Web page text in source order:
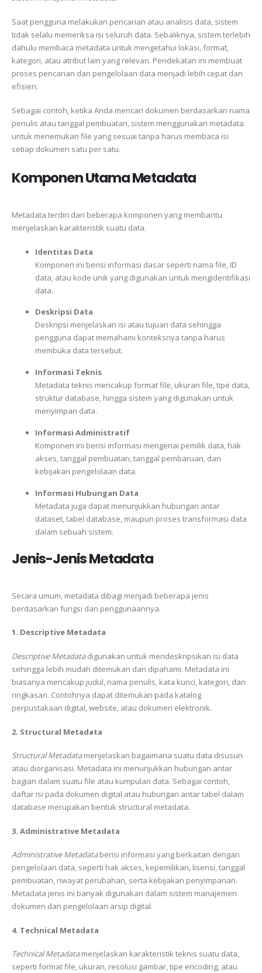
Saat pengguna melakukan pencarian atau analisis data, sistem
tidak selalu memeriksa isi seluruh data. Sebaliknya, sistem terlebih
dahulu membaca metadata untuk mengetahui lokasi, format,
kategori, atau atribut lain yang relevan. Pendekatan ini membuat
proses pencarian dan pengelolaan data menjadi lebih cepat dan
efisien.
Sebagai contoh, ketika Anda mencari dokumen berdasarkan nama
penulis atau tanggal pembuatan, sistem menggunakan metadata
untuk menemukan file yang sesuai tanpa harus membaca isi
setiap dokumen satu per satu.
Komponen Utama Metadata
Metadata terdiri dari beberapa komponen yang membantu
menjelaskan karakteristik suatu data.
Identitas Data
Komponen ini berisi informasi dasar seperti nama file, ID
data, atau kode unik yang digunakan untuk mengidentifikasi
data.
Deskripsi Data
Deskripsi menjelaskan isi atau tujuan data sehingga
pengguna dapat memahami konteksnya tanpa harus
membuka data tersebut.
Informasi Teknis
Metadata teknis mencakup format file, ukuran file, tipe data,
struktur database, hingga sistem yang digunakan untuk
menyimpan data.
Informasi Administratif
Komponen ini berisi informasi mengenai pemilik data, hak
akses, tanggal pembuatan, tanggal pembaruan, dan
kebijakan pengelolaan data.
Informasi Hubungan Data
Metadata juga dapat menunjukkan hubungan antar
dataset, tabel database, maupun proses transformasi data
dalam sebuah sistem.
Jenis-Jenis Metadata
Secara umum, metadata dibagi menjadi beberapa jenis
berdasarkan fungsi dan penggunaannya.
1. Descriptive Metadata
Descriptive Metadatadigunakan untuk mendeskripsikan isi data
sehingga lebih mudah ditemukan dan dipahami. Metadata ini
biasanya mencakup judul, nama penulis, kata kunci, kategori, dan
ringkasan. Contohnya dapat ditemukan pada katalog
perpustakaan digital, website, atau dokumen elektronik.
2. Structural Metadata
Structural Metadatamenjelaskan bagaimana suatu data disusun
atau diorganisasi. Metadata ini menunjukkan hubungan antar
bagian dalam suatu file atau kumpulan data. Sebagai contoh,
daftar isi pada dokumen digital atau hubungan antar tabel dalam
database merupakan bentuk structural metadata.
3. Administrative Metadata
Administrative Metadataberisi informasi yang berkaitan dengan
pengelolaan data, seperti hak akses, kepemilikan, lisensi, tanggal
pembuatan, riwayat perubahan, serta kebijakan penyimpanan.
Metadata jenis ini banyak digunakan dalam sistem manajemen
dokumen dan pengelolaan arsip digital.
4. Technical Metadata
Technical Metadatamenjelaskan karakteristik teknis suatu data,
seperti format file, ukuran, resolusi gambar, tipe encoding, atau